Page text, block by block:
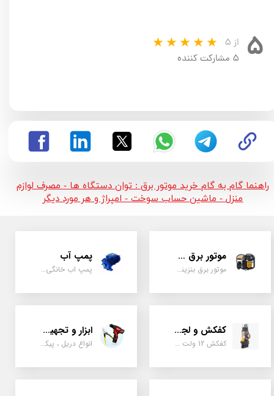
۵ از ۵
۵ مشارکت کننده
راهنما گام به گام خرید موتور برق : توان دستگاه ها - مصرف لوازم
منزل - ماشین حساب سوخت - امپراژ و هر مورد دیگر
موتور برق و ژنراتور
موتور برق بنزینی، دیزلی ، گازی ، سه گانه سوز
پمپ آب
پمپ اب خانگی، بشقابی ، جتی ، دو پروانه کشاورزی
کفکش و لجن کش
کفکش 12 ولت ، 220 ولت ، یک اینچ به بالا لجن کش کاتردار، لجن کش چدنی
ابزار و تجهیزات
انواع دریل ، پیکور، ابزارالات، سیل مکانیکی، قطعات پمپ